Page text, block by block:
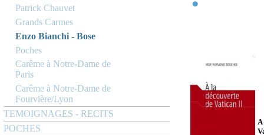
Patrick Chauvet
Grands Carmes
Enzo Bianchi - Bose
Poches
Carême à Notre-Dame de
Paris
Carême à Notre-Dame de
Fourvière/Lyon
TEMOIGNAGES - RECITS
POCHES
A